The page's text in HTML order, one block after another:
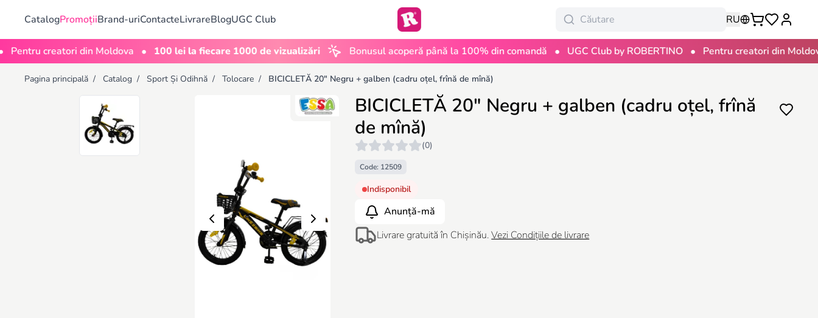
CatalogPromoțiiBrand-uriContacteLivrareBlogUGC Club RU
creatori din Moldova • 100 lei la fiecare 1000 de vizualizări Bonusul acoperă până la 100% din comandă • UGC Club by ROBERTINO • Pentru creatori din Moldova •
Pagina principală / Catalog / Sport Și Odihnă / Tolocare / BICICLETĂ 20" Negru + galben (cadru oțel, frînă de mînă)
BICICLETĂ 20" Negru + galben (cadru oțel, frînă
de mînă)
(0)
Code: 12509
Indisponibil
Anunță-mă
Livrare gratuită în Chișinău.Vezi Condițiile de livrare